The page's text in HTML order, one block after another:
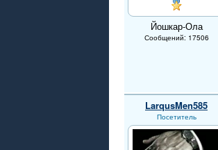
Йошкар-Ола
Сообщений: 17506
LarqusMen585
Посетитель